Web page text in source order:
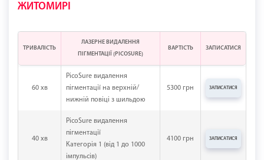
ЖИТОМИРІ
60 хв
PicoSure видалення
пігментації на верхній/
нижній повіці з шильдою
5300 грн ЗАПИСАТИСЯ
40 хв
PicoSure видалення
пігментації
Категорія 1 (від 1 до 1000
імпульсів)
4100 грн ЗАПИСАТИСЯ
ТРИВАЛІСТЬ
ЛАЗЕРНЕ ВИДАЛЕННЯ
ПІГМЕНТАЦІЇ (PICOSURE)
ВАРТІСТЬ ЗАПИСАТИСЯ